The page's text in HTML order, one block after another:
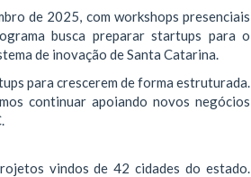
de 2025, com workshops presenciais
busca preparar startups para o
de inovação de Santa Catarina.
para crescerem de forma estruturada.
continuar apoiando novos negócios
vindos de 42 cidades do estado.